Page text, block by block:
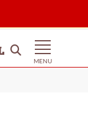
MENU